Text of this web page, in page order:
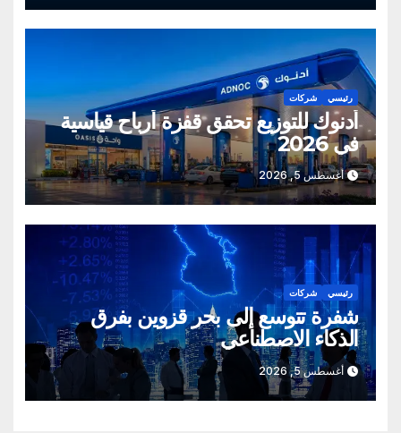
رئيسي شركات
أدنوك للتوزيع تحقق قفزة أرباح قياسية
في 2026
أغسطس 5, 2026
رئيسي شركات
شفرة تتوسع إلى بحر قزوين بفرق
الذكاء الاصطناعي
أغسطس 5, 2026